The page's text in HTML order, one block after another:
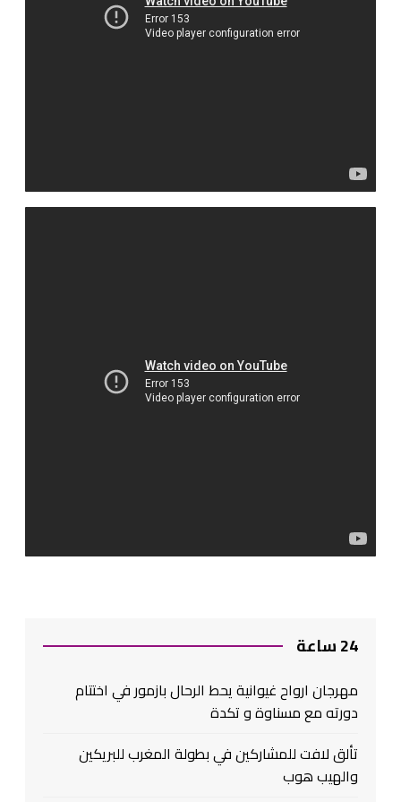
24 ساعة
مهرجان ارواح غيوانية يحط الرحال بازمور في اختتام
دورته مع مسناوة و تكدة
تألق لافت للمشاركين في بطولة المغرب للبريكين
والهيب هوب